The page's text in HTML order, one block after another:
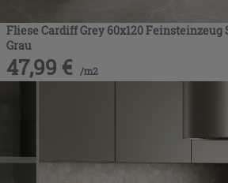
Fliese Cardiff Grey 60x120
Grau
47,99 € /m2